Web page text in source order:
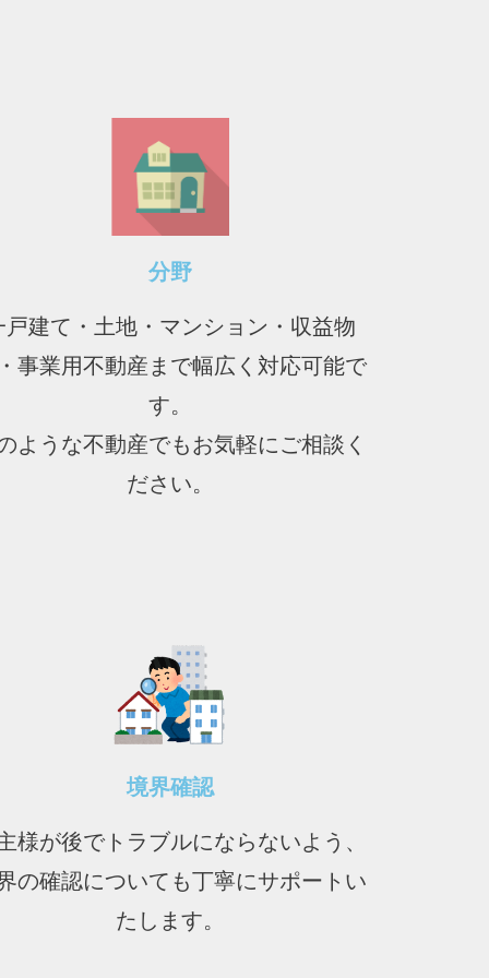
分野
戸建て・土地・マンション・収益物
事業用不動産まで幅広く対応可能で
す。
ような不動産でもお気軽にご相談く
ださい。
境界確認
様が後でトラブルにならないよう、
の確認についても丁寧にサポートい
たします。